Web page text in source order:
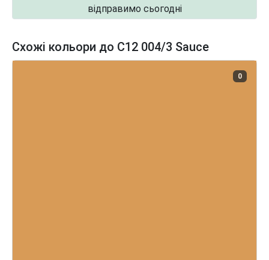
відправимо сьогодні
Схожі кольори до C12 004/3 Sauce
0